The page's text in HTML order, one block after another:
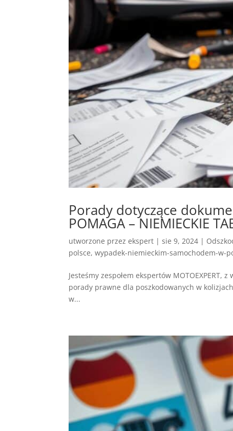
Porady dotyczące
POMAGA – NIEMIECKIE
utworzone przezekspert |sie 9, 2024 |
polsce,wypadek-niemieckim-samochodem-w-
Jesteśmy zespołem ekspertów
porady prawne dla poszkodowanych w
w...